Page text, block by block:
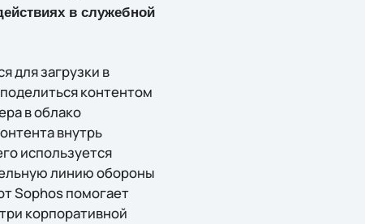
в служебной
для загрузки в
контентом
в облако
внутрь
используется
линию обороны
Sophos помогает
корпоративной